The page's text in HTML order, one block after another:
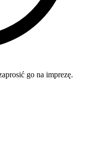
go na imprezę.